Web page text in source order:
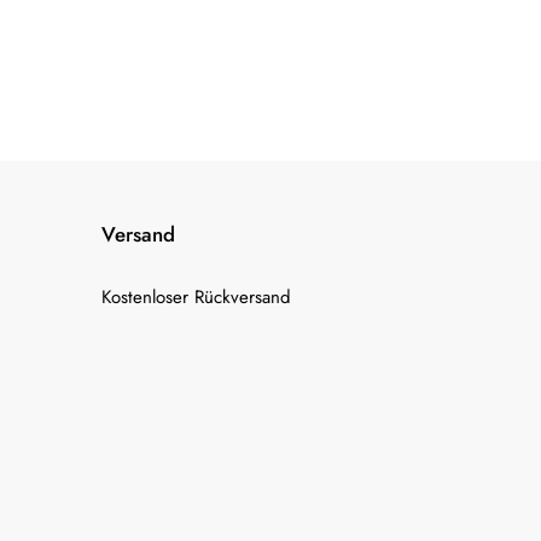
Versand
Kostenloser Rückversand